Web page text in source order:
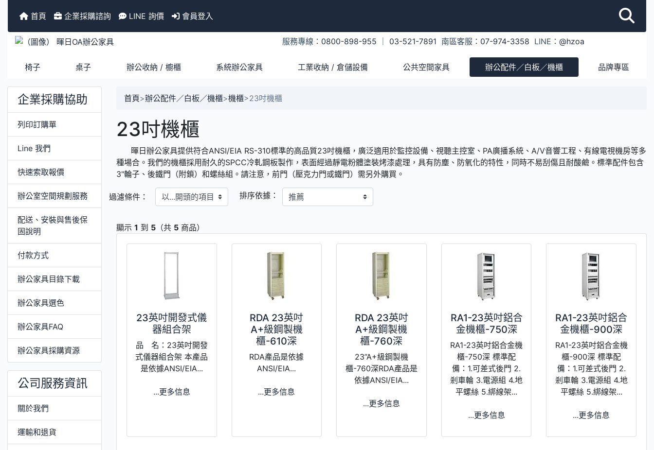
首頁 企業採購諮詢 LINE 詢價 會員登入
服務專線： 0800-898-955 03-521-7891 南區客服： 07-974-3358 LINE：@hzoa
椅子 桌子 辦公收納 / 櫥櫃 系統辦公家具 工業收納 / 倉儲設備 公共空間家具 辦公配件／白板／機櫃 品牌專區
企業採購協助
列印訂購單
Line 我們
快速索取報價
辦公室空間規劃服務
配送、安裝與售後保
固說明
付款方式
辦公家具目錄下載
辦公家具選色
辦公家具FAQ
辦公家具採購資源
公司服務資訊
關於我們
運輸和退貨
首頁>辦公配件／白板／機櫃>機櫃>23吋機櫃
23吋機櫃
暉日辦公家具提供符合ANSI/EIA RS-310標準的高品質23吋機櫃，廣泛適用於監控設備、視聽主控室、PA廣播系統、A/V音響工程、有線電視機房等多
種場合。我們的機櫃採用耐久的SPCC冷軋鋼板製作，表面經過靜電粉體塗裝烤漆處理，具有防塵、防氧化的特性，同時不易刮傷且耐酸鹼。標準配件包含
3"輪子、後鐵門（附鎖）和螺絲組。請注意，前門（壓克力門或鐵門）需另外購買。
過濾條件：
以...開頭的項目
排序依據：
顯示 1 到 5 （共 5 商品）
23英吋開發式儀
器組合架
品 名：23英吋開發
式儀器組合架 本產品
是依據ANSI/EIA...
...更多信息
RDA 23英吋
A+級鋼製機
櫃-610深
RDA產品是依據
ANSI/EIA...
...更多信息
RDA 23英吋
A+級鋼製機
櫃-760深
23”A+級鋼製機
櫃-760深RDA產品是
依據ANSI/EIA...
...更多信息
RA1-23英吋鋁合
金機櫃-750深
RA1-23英吋鋁合金機
櫃-750深 標準配
備：1.可差式後門 2.
剎車輪 3.電源組 4.地
平螺絲 5.綁線架...
...更多信息
RA1-23英吋鋁合
金機櫃-900深
RA1-23英吋鋁合金機
櫃-900深 標準配
備：1.可差式後門 2.
剎車輪 3.電源組 4.地
平螺絲 5.綁線架...
...更多信息